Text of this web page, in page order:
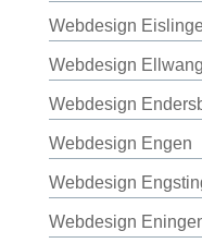
Webdesign
Webdesign
Webdesign
Webdesign Engen
Webdesign
Webdesign